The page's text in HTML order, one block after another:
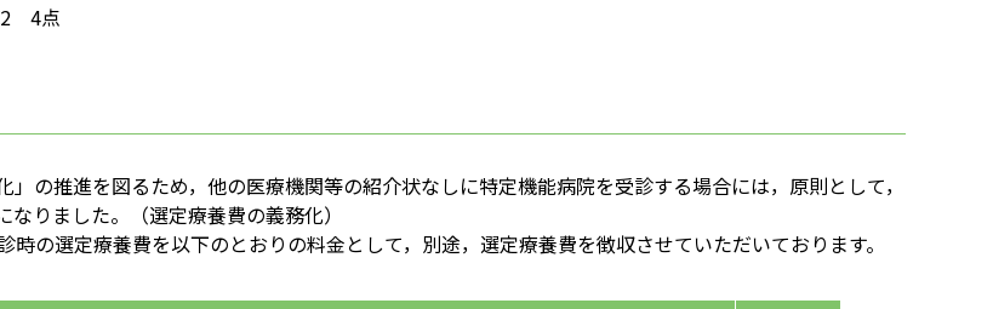
2 4点
の推進を図るため，他の医療機関等の紹介状なしに特定機能病院を受診する場合には，原則として，
りました。（選定療養費の義務化）
の選定療養費を以下のとおりの料金として，別途，選定療養費を徴収させていただいております。